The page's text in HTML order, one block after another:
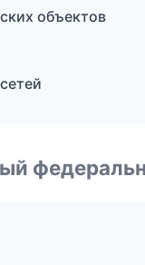
объектов